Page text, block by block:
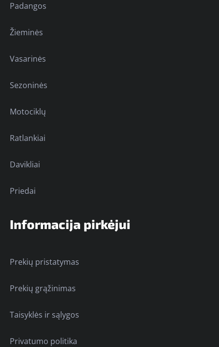
Padangos
Žieminės
Vasarinės
Sezoninės
Motociklų
Ratlankiai
Davikliai
Priedai
Informacija pirkėjui
Prekių pristatymas
Prekių grąžinimas
Taisyklės ir sąlygos
Privatumo politika